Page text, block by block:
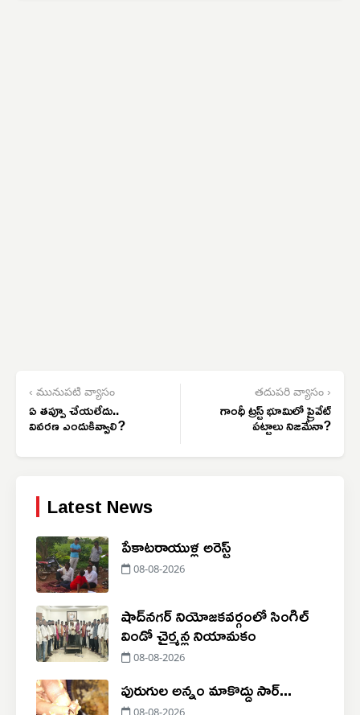
‹ మునుపటి వ్యాసం
ఏ తప్పూ చేయలేదు..
వివరణ ఎందుకివ్వాలి?
తదుపరి వ్యాసం ›
గాంధీ ట్రస్ట్ భూమిలో ప్రైవేట్
పట్టాలు నిజమేనా?
Latest News
పేకాటరాయుళ్ల అరెస్ట్
08-08-2026
షాద్‌నగర్ నియోజకవర్గంలో సింగిల్
విండో చైర్మన్ల నియామకం
08-08-2026
పురుగుల అన్నం మాకొద్దు సార్...